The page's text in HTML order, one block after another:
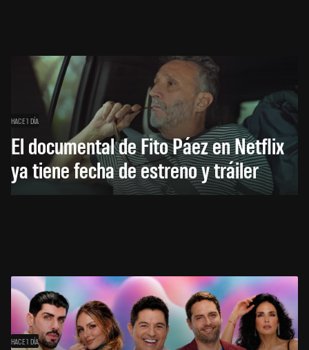
HACE 1 DÍA
El documental de Fito Páez en Netflix
ya tiene fecha de estreno y tráiler
HACE 1 DÍA